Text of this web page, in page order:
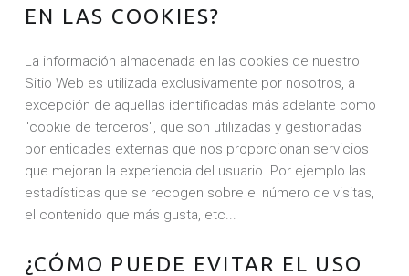
EN LAS COOKIES?
La información almacenada en las cookies de nuestro
Sitio Web es utilizada exclusivamente por nosotros, a
excepción de aquellas identificadas más adelante como
"cookie de terceros", que son utilizadas y gestionadas
por entidades externas que nos proporcionan servicios
que mejoran la experiencia del usuario. Por ejemplo las
estadísticas que se recogen sobre el número de visitas,
el contenido que más gusta, etc...
¿CÓMO PUEDE EVITAR EL USO